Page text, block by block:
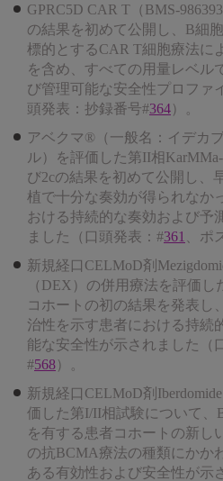
GPRC5D CAR T（BMS-
の結果を初めて公開し、B細
標的とするCAR T細胞療法に
を含め、すべての用量レベル
び管理可能な安全性プロファ
頭発表：抄録番号#364）。
アベクマ®（一般名：イデカ
ル）を評価した第II相
び2cの結果を初めて公開し、
植で十分な奏効が得られなか
おける持続的な奏効および予
ました（口頭発表：#361 、ポ
新規経口CELMoD剤
（DEX）の併用療法を評価
コホートの初の結果を発表し
治性を示す患者における持続
能な安全性が示されました（
#568）。
新規経口CELMoD剤
価した第I/II相試験について、
を有する患者コホートの新し
の抗BCMA療法の種類にかか
ある有効性および安全性が示